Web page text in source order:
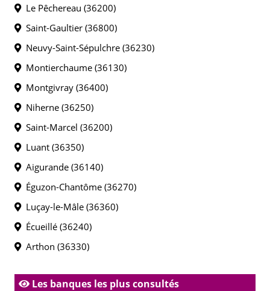
Le Pêchereau (36200)
Saint-Gaultier (36800)
Neuvy-Saint-Sépulchre (36230)
Montierchaume (36130)
Montgivray (36400)
Niherne (36250)
Saint-Marcel (36200)
Luant (36350)
Aigurande (36140)
Éguzon-Chantôme (36270)
Luçay-le-Mâle (36360)
Écueillé (36240)
Arthon (36330)
Les banques les plus consultés